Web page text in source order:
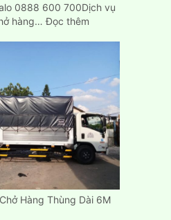
0888 600 700Dịch vụ
hàng…Đọc thêm:
Thuê
Xe
Tải
Chở
Hàng
Tp.HCM,
Bình
Dương,
Hòa
Hàng Thùng Dài 6M